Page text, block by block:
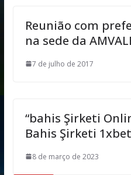
Reunião com
na sede da
7 de julho de 2017
“bahis Şirketi
Bahis Şirketi
8 de março de 2023